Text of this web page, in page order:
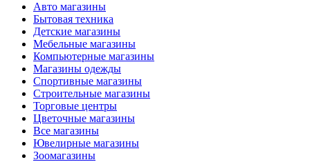
Авто магазины
Бытовая техника
Детские магазины
Мебельные магазины
Компьютерные магазины
Магазины одежды
Спортивные магазины
Строительные магазины
Торговые центры
Цветочные магазины
Все магазины
Ювелирные магазины
Зоомагазины